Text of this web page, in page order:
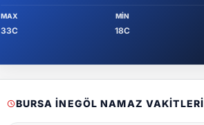
MAX
33C
MIN
18C
BURSA İNEGÖL NAMAZ VAKITLERI